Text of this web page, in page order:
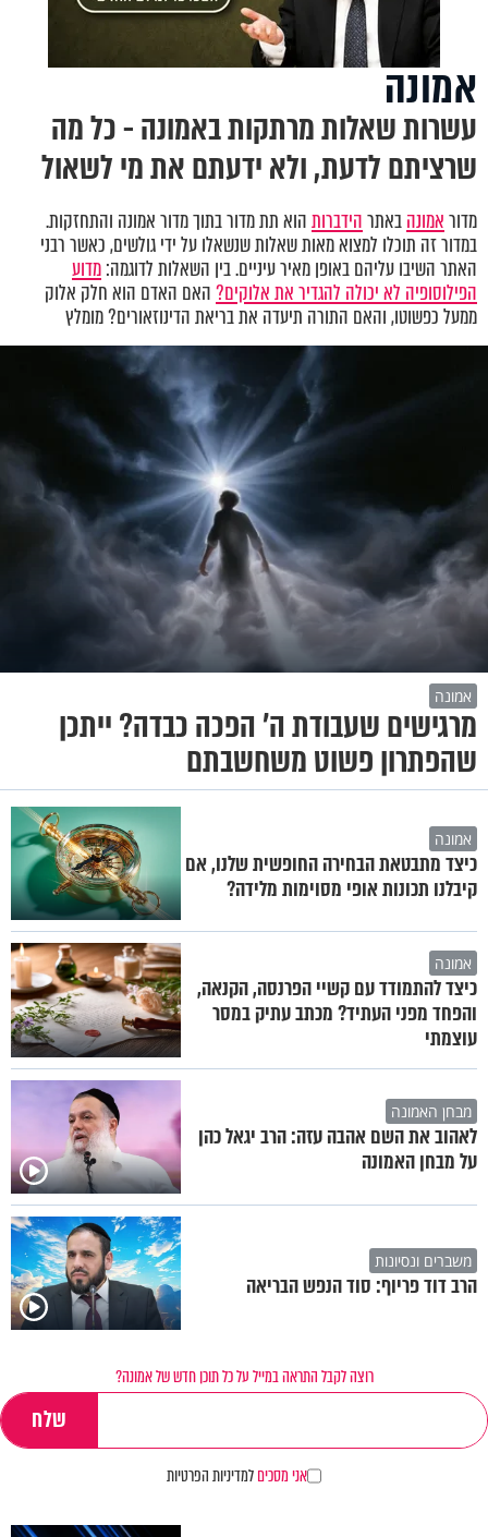
אמונה
עשרות שאלות מרתקות באמונה - כל מה
שרציתם לדעת, ולא ידעתם את מי לשאול
מדוראמונהבאתרהידברותהוא תת מדור בתוך מדור אמונה והתחזקות.
במדור זה תוכלו למצוא מאות שאלות שנשאלו על ידי גולשים, כאשר רבני
האתר השיבו עליהם באופן מאיר עיניים. בין השאלות לדוגמה:מדוע
הפילוסופיה לא יכולה להגדיר את אלוקים?האם האדם הוא חלק אלוק
ממעל כפשוטו, והאם התורה תיעדה את בריאת הדינוזאורים? מומלץ
אמונה
מרגישים שעבודת ה' הפכה כבדה? ייתכן
שהפתרון פשוט משחשבתם
אמונה
כיצד מתבטאת הבחירה החופשית שלנו, אם
קיבלנו תכונות אופי מסוימות מלידה?
אמונה
כיצד להתמודד עם קשיי הפרנסה, הקנאה,
והפחד מפני העתיד? מכתב עתיק במסר
עוצמתי
מבחן האמונה
לאהוב את השם אהבה עזה: הרב יגאל כהן
על מבחן האמונה
משברים ונסיונות
הרב דוד פריוף: סוד הנפש הבריאה
רוצה לקבל התראה במייל על כל תוכן חדש של אמונה?
אני מסכיםלמדיניות הפרטיות